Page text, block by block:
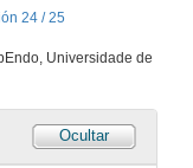
24 / 25
Universidade de
Ocultar
ENDOCRINOLOGÍA BÁSICA Y CLÍNICA: Otros sistemas endocrinos